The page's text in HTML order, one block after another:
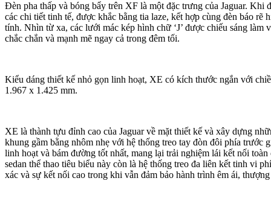
Đèn pha thấp và bóng bẩy trên XF là một đặc trưng của Jaguar. Khi
các chi tiết tinh tế, được khắc bằng tia laze, kết hợp cùng đèn báo rẽ
tính. Nhìn từ xa, các lưới mác kép hình chữ ‘J’ được chiếu sáng làm
chắc chắn và mạnh mẽ ngay cả trong đêm tối.
Kiểu dáng thiết kế nhỏ gọn linh hoạt, XE có kích thước ngắn với
1.967 x 1.425 mm.
XE là thành tựu đỉnh cao của Jaguar về mặt thiết kế và xây dựng
khung gầm bằng nhôm nhẹ với hệ thống treo tay đòn đôi phía trước
linh hoạt và bám đường tốt nhất, mang lại trải nghiệm lái kết nối
sedan thể thao tiêu biểu này còn là hệ thống treo đa liên kết tinh vi
xác và sự kết nối cao trong khi vẫn đảm bảo hành trình êm ái,